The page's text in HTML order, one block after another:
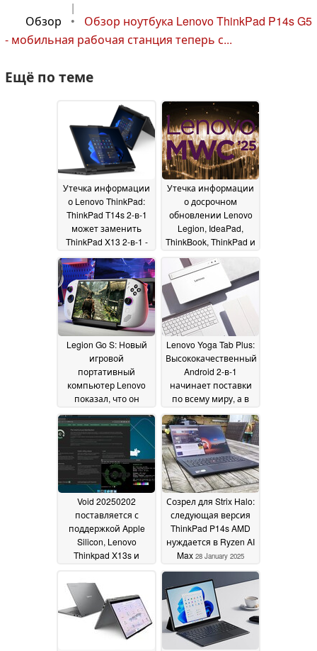
|
Обзор
•
Обзор ноутбука Lenovo ThinkPad P14s G5
- мобильная рабочая станция теперь с...
Ещё по теме
Утечка информации
о Lenovo ThinkPad:
ThinkPad T14s 2-в-1
может заменить
ThinkPad X13 2-в-1 -
13-дюймовые
ноутбуки вымирают?
11 February 2025
Утечка информации
о досрочном
обновлении Lenovo
Legion, IdeaPad,
ThinkBook, ThinkPad и
Yoga Pro10 February 2025
Legion Go S: Новый
игровой
портативный
компьютер Lenovo
показал, что он
лучше работает под
управлением Bazzite,
чем Windows
February 2025
Lenovo Yoga Tab Plus:
Высококачественный
Android 2-в-1
начинает поставки
по всему миру, а в
США действуют
скидки на раннем
этапе запуска06
February 2025
Void 20250202
поставляется с
поддержкой Apple
Silicon, Lenovo
Thinkpad X13s и
Созрел для Strix Halo:
следующая версия
ThinkPad P14s AMD
нуждается в Ryzen AI
Max 28 January 2025